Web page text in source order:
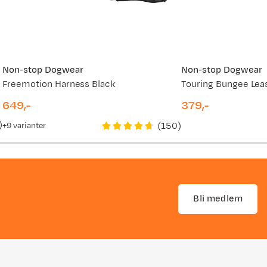
Non-stop Dogwear
Freemotion Harness Black
649,-
9varianter (150)
Non-stop Dogwear
Touring Bungee
379,-
Bli medlem